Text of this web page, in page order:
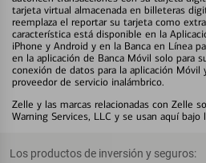
tarjeta virtual almacenada en billeteras
reemplaza el reportar su tarjeta como
característica está disponible en la
iPhone y Android y en la Banca en Línea
en la aplicación de Banca Móvil solo para
conexión de datos para la aplicación Móvil
proveedor de servicio inalámbrico.
Zelle y las marcas relacionadas con Zelle
Warning Services, LLC y se usan aquí bajo
Los productos de inversión y seguros: